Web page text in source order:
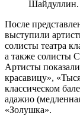
Шайдуллин.
После
выступили
солисты театра
а также солисты
Артисты
красавицу»,
классическом
адажио
«Золушка».